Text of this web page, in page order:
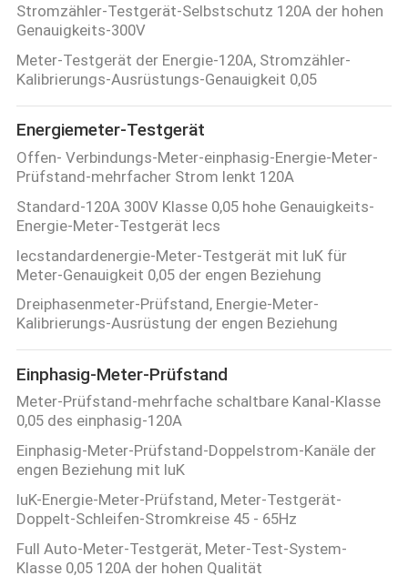
PRIVACY
POLICY
Stromzähler-Testgerät-Selbstschutz 120A der hohen
Genauigkeits-300V
Meter-Testgerät der Energie-120A, Stromzähler-
Kalibrierungs-Ausrüstungs-Genauigkeit 0,05
Energiemeter-Testgerät
Offen- Verbindungs-Meter-einphasig-Energie-Meter-
Prüfstand-mehrfacher Strom lenkt 120A
Standard-120A 300V Klasse 0,05 hohe Genauigkeits-
Energie-Meter-Testgerät Iecs
Iecstandardenergie-Meter-Testgerät mit IuK für
Meter-Genauigkeit 0,05 der engen Beziehung
Dreiphasenmeter-Prüfstand, Energie-Meter-
Kalibrierungs-Ausrüstung der engen Beziehung
Einphasig-Meter-Prüfstand
Meter-Prüfstand-mehrfache schaltbare Kanal-Klasse
0,05 des einphasig-120A
Einphasig-Meter-Prüfstand-Doppelstrom-Kanäle der
engen Beziehung mit IuK
IuK-Energie-Meter-Prüfstand, Meter-Testgerät-
Doppelt-Schleifen-Stromkreise 45 - 65Hz
Full Auto-Meter-Testgerät, Meter-Test-System-
Klasse 0,05 120A der hohen Qualität